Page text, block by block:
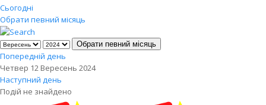
Сьогодні
Обрати певний місяць
Обрати певний місяць
Попередній день
Четвер 12 Вересень 2024
Наступний день
Подій не знайдено